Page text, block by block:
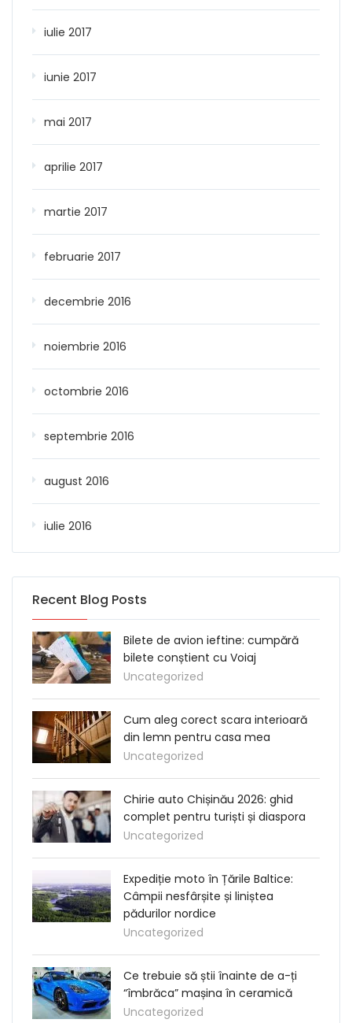
iulie 2017
iunie 2017
mai 2017
aprilie 2017
martie 2017
februarie 2017
decembrie 2016
noiembrie 2016
octombrie 2016
septembrie 2016
august 2016
iulie 2016
Recent Blog Posts
Bilete de avion ieftine: cumpără
bilete conștient cu Voiaj
Uncategorized
Cum aleg corect scara interioară
din lemn pentru casa mea
Uncategorized
Chirie auto Chișinău 2026: ghid
complet pentru turiști și diaspora
Uncategorized
Expediție moto în Țările Baltice:
Câmpii nesfârșite și liniștea
pădurilor nordice
Uncategorized
Ce trebuie să știi înainte de a-ți
“îmbrăca” mașina în ceramică
Uncategorized